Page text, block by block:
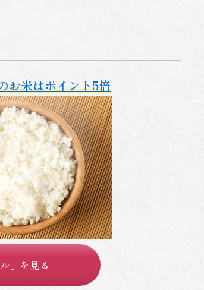
お米はポイント5倍
」を見る